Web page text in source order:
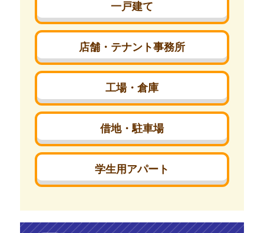
一戸建て
店舗・テナント事務所
工場・倉庫
借地・駐車場
学生用アパート